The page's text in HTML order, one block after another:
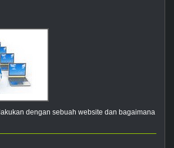
dengan sebuah website dan bagaimana